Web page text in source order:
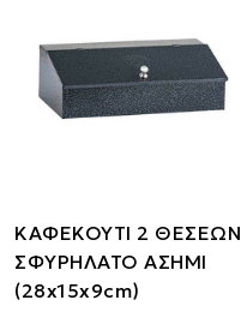
ΚΑΦΕΚΟΥΤΙ 2 ΘΕΣΕΩΝ
ΣΦΥΡΗΛΑΤΟ ΑΣΗΜΙ
(28x15x9cm)